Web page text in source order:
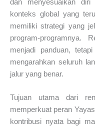
dan menyesuaikan diri
konteks global yang
memiliki strategi yang
program-programnya.
menjadi panduan,
mengarahkan seluruh
jalur yang benar.
Tujuan utama dari
memperkuat peran
kontribusi nyata bagi